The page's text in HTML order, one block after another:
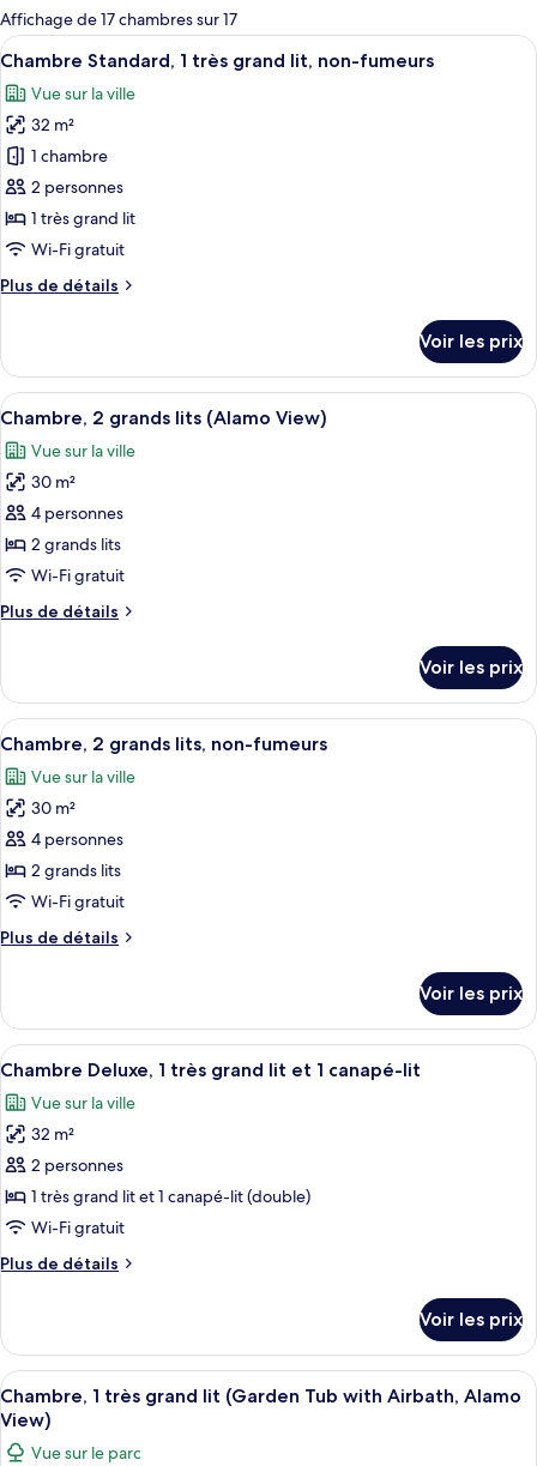
pour
les
chambres
Affichage de 17 chambres sur 17
Afficher
toutes
les
photos
pour
ce
type
de
chambre :
Chambre
très
grand
lit,
non-
fumeurs
Une chambre d’hôtel avec un
15
Chambre Standard, 1 très grand lit, non-fumeurs
Vue sur la ville
32 m²
1 chambre
2 personnes
1 très grand lit
Wi-Fi gratuit
Plus de détails
Plus
le
type
de
Chambre
Standard,
très
grand
lit,
non-
fumeurs
Voir les prix
Afficher
toutes
les
photos
pour
ce
type
chambre :
grands
lits
(Alamo
View)
Une chambre d’hôtel avec deux lits,
23
Chambre, 2 grands lits (Alamo View)
Vue sur la ville
30 m²
4 personnes
2 grands lits
Wi-Fi gratuit
Plus de détails
Plus
le
type
de
Chambre,
2
lits
(Alamo
View)
Voir les prix
Afficher
toutes
les
photos
pour
ce
type
chambre :
grands
lits,
non-
fumeurs
Une chambre d’hôtel avec deux lits,
23
Chambre, 2 grands lits, non-fumeurs
Vue sur la ville
30 m²
4 personnes
2 grands lits
Wi-Fi gratuit
Plus de détails
Plus
le
type
de
Chambre,
2
lits,
non-
fumeurs
Voir les prix
Afficher
toutes
les
photos
pour
ce
type
chambre :
très
grand
lit
Une chambre d’hôtel comprenant
12
Chambre Deluxe, 1 très grand lit et 1 canapé-lit
Vue sur la ville
32 m²
2 personnes
1 très grand lit et 1 canapé-lit (double)
Wi-Fi gratuit
Plus de détails
Plus
le
type
de
chambre
Chambre
Deluxe,
Voir les prix
Afficher
toutes
les
Une chambre d’hôtel avec un
16
Chambre, 1 très grand lit (Garden Tub with Airbath, Alamo
View)
Vue sur le parc